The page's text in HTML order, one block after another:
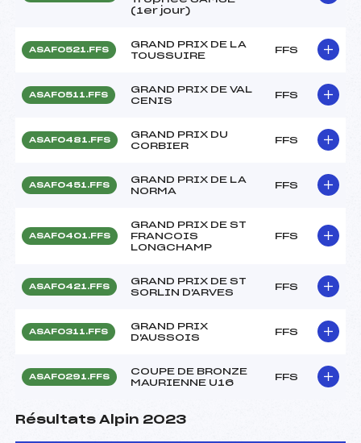
(1er jour)
ASAF0521.FFS
GRAND PRIX DE LA
TOUSSUIRE
FFS
ASAF0511.FFS
GRAND PRIX DE VAL
CENIS
FFS
ASAF0481.FFS
GRAND PRIX DU
CORBIER
FFS
ASAF0451.FFS
GRAND PRIX DE LA
NORMA
FFS
ASAF0401.FFS
GRAND PRIX DE ST
FRANCOIS
LONGCHAMP
FFS
ASAF0421.FFS
GRAND PRIX DE ST
SORLIN D'ARVES
FFS
ASAF0311.FFS
GRAND PRIX
D'AUSSOIS
FFS
ASAF0291.FFS
COUPE DE BRONZE
MAURIENNE U16
FFS
Résultats Alpin 2023